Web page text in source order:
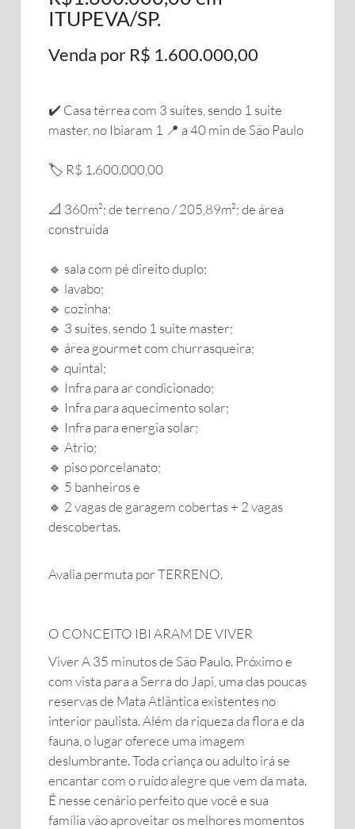
ITUPEVA/SP.
Venda por R$ 1.600.000,00
✔️ Casa térrea com 3 suítes, sendo 1 suite
master, no Ibiaram 1 📍 a 40 min de São Paulo
🏷️ R$ 1.600.000,00
📐 360m²; de terreno / 205,89m²; de área
construída
🔹️ sala com pé direito duplo;
🔹️ lavabo;
🔹️ cozinha;
🔹️ 3 suites, sendo 1 suite master;
🔹️ área gourmet com churrasqueira;
🔹️ quintal;
🔹️ Infra para ar condicionado;
🔹️ Infra para aquecimento solar;
🔹️ Infra para energia solar;
🔹️ Atrio;
🔹️ piso porcelanato;
🔹️ 5 banheiros e
🔹️ 2 vagas de garagem cobertas + 2 vagas
descobertas.
Avalia permuta por TERRENO.
O CONCEITO IBI ARAM DE VIVER
Viver A 35 minutos de São Paulo. Próximo e
com vista para a Serra do Japi, uma das poucas
reservas de Mata Atlântica existentes no
interior paulista. Além da riqueza da flora e da
fauna, o lugar oferece uma imagem
deslumbrante. Toda criança ou adulto irá se
encantar com o ruído alegre que vem da mata.
É nesse cenário perfeito que você e sua
família vão aproveitar os melhores momentos